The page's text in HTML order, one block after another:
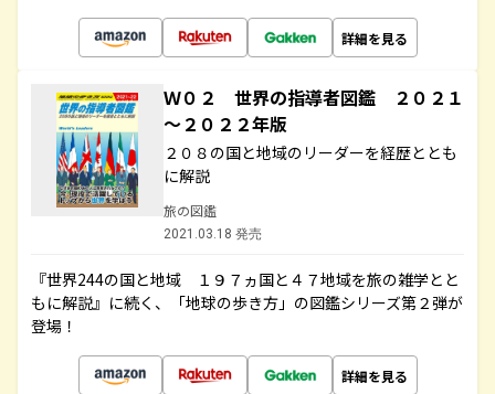
詳細を見る
Ｗ０２ 世界の指導者図鑑 ２０２１
～２０２２年版
２０８の国と地域のリーダーを経歴ととも
に解説
旅の図鑑
2021.03.18 発売
『世界244の国と地域 １９７ヵ国と４７地域を旅の雑学とと
もに解説』に続く、「地球の歩き方」の図鑑シリーズ第２弾が
登場！
詳細を見る